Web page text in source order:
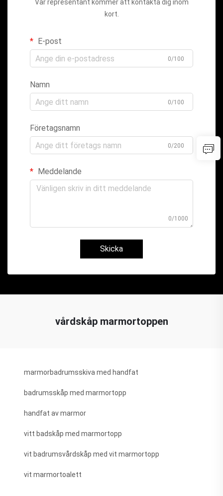
Vår representant kommer att kontakta dig inom
kort.
E-post
0/100
Namn
0/100
Företagsnamn
0/200
Meddelande
0/1000
Skicka
vårdskåp marmortoppen
marmorbadrumsskiva med handfat
badrumsskåp med marmortopp
handfat av marmor
vitt badskåp med marmortopp
vit badrumsvårdskåp med vit marmortopp
vit marmortoalett